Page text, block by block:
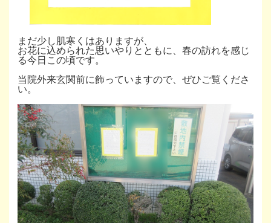
まだ少し肌寒くはありますが、
お花に込められた思いやりとともに、春の訪れを感じ
る今日この頃です。
当院外来玄関前に飾っていますので、ぜひご覧くださ
い。